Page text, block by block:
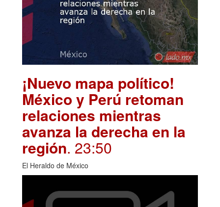
¡Nuevo mapa político!
México y Perú retoman
relaciones mientras
avanza la derecha en la
región. 23:50
El Heraldo de México